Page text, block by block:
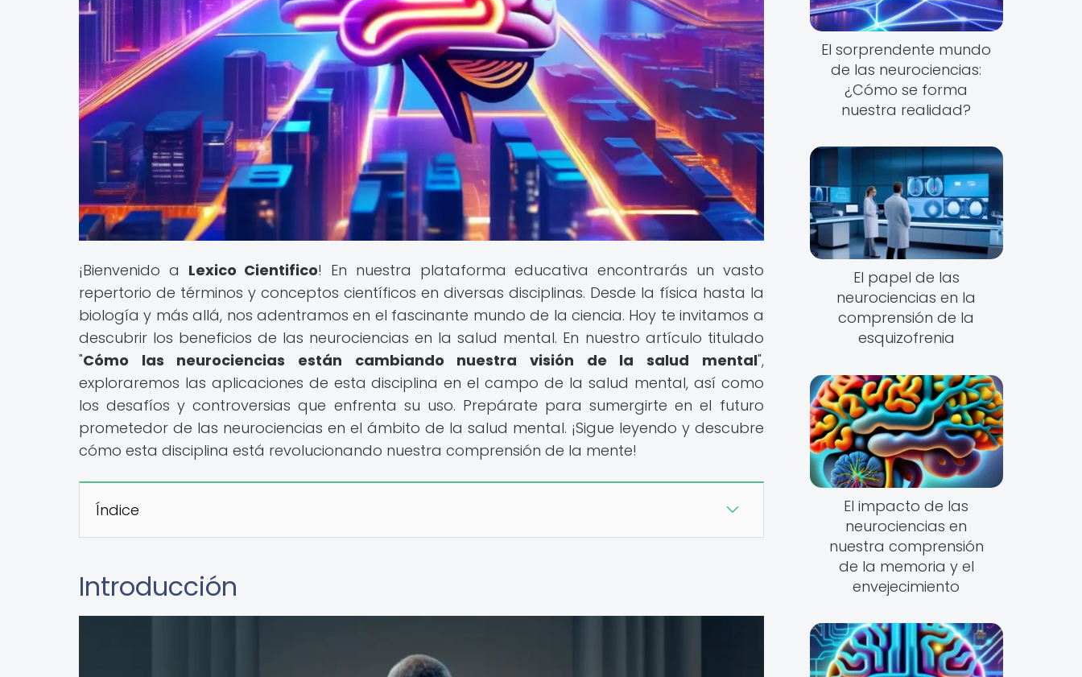
¡Bienvenido a Lexico Cientifico! En nuestra plataforma educativa encontrarás un vasto
repertorio de términos y conceptos científicos en diversas disciplinas. Desde la física hasta la
biología y más allá, nos adentramos en el fascinante mundo de la ciencia. Hoy te invitamos a
descubrir los beneficios de las neurociencias en la salud mental. En nuestro artículo titulado
"Cómo las neurociencias están cambiando nuestra visión de la salud mental",
exploraremos las aplicaciones de esta disciplina en el campo de la salud mental, así como
los desafíos y controversias que enfrenta su uso. Prepárate para sumergirte en el futuro
prometedor de las neurociencias en el ámbito de la salud mental. ¡Sigue leyendo y descubre
cómo esta disciplina está revolucionando nuestra comprensión de la mente!
Índice
Introducción
El sorprendente mundo
de las neurociencias:
¿Cómo se forma
nuestra realidad?
El papel de las
neurociencias en la
comprensión de la
esquizofrenia
El impacto de las
neurociencias en
nuestra comprensión
de la memoria y el
envejecimiento